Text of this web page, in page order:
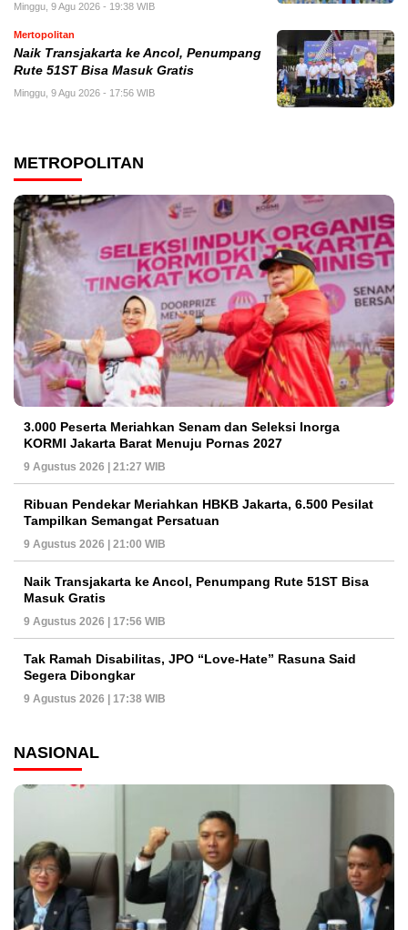
Minggu, 9 Agu 2026 - 19:38 WIB
Mertopolitan
Naik Transjakarta ke Ancol, Penumpang
Rute 51ST Bisa Masuk Gratis
Minggu, 9 Agu 2026 - 17:56 WIB
METROPOLITAN
3.000 Peserta Meriahkan Senam dan Seleksi Inorga
KORMI Jakarta Barat Menuju Pornas 2027
9 Agustus 2026 | 21:27 WIB
Ribuan Pendekar Meriahkan HBKB Jakarta, 6.500 Pesilat
Tampilkan Semangat Persatuan
9 Agustus 2026 | 21:00 WIB
Naik Transjakarta ke Ancol, Penumpang Rute 51ST Bisa
Masuk Gratis
9 Agustus 2026 | 17:56 WIB
Tak Ramah Disabilitas, JPO “Love-Hate” Rasuna Said
Segera Dibongkar
9 Agustus 2026 | 17:38 WIB
NASIONAL